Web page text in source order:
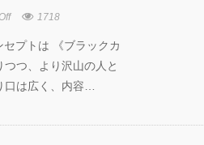
1718
プトは 《ブラックカ
つ、より沢山の人と
口は広く、内容…